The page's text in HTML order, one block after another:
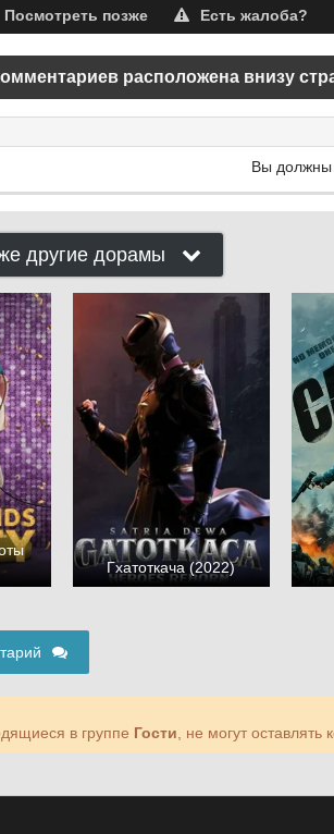
Посмотреть позже Есть жалоба?
расположена внизу
Вы должны
другие дорамы
Гхатоткача (2022)
в группе Гости , не могут